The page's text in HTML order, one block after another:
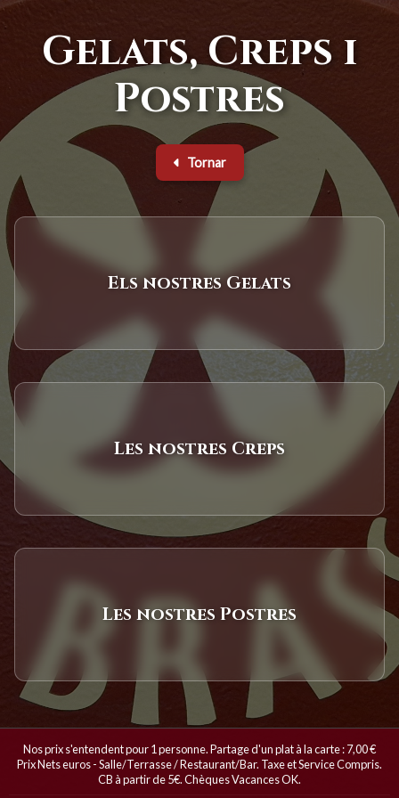
Gelats, Creps i
Postres
Tornar
Els nostres Gelats
Les nostres Creps
Les nostres Postres
Nos prix s'entendent pour 1 personne. Partage d'un plat à la carte : 7,00 €
Prix Nets euros - Salle/Terrasse / Restaurant/Bar. Taxe et Service Compris.
CB à partir de 5€. Chèques Vacances OK.